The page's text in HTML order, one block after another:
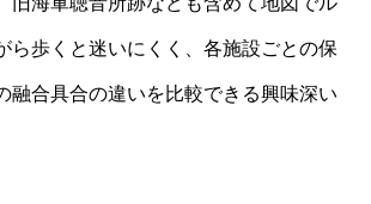
ら歩くと迷いにくく、各施設ごとの保
融合具合の違いを比較できる興味深い